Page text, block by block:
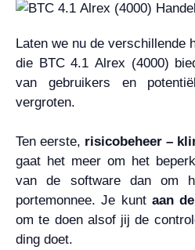
Laten we nu de verschillende
die BTC 4.1 Alrex (4000)
van gebruikers en
vergroten.
Ten eerste, risicobeheer –
gaat het meer om het
van de software dan om
portemonnee. Je kunt aan
om te doen alsof jij de
ding doet.